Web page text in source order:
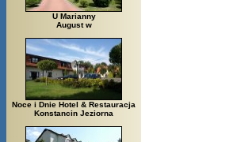
U Marianny
August w
Noce i Dnie Hotel & Restauracja
Konstancin Jeziorna